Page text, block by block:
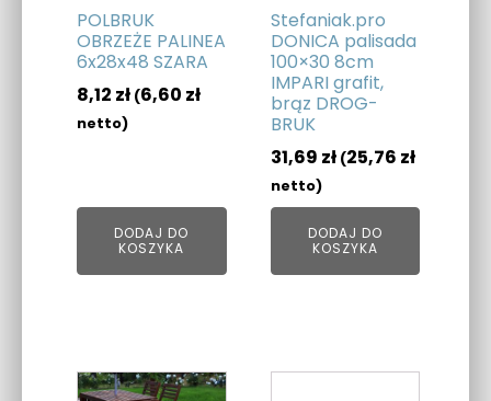
POLBRUK
OBRZEŻE PALINEA
6x28x48 SZARA
8,12 zł (6,60 zł
netto)
DODAJ DO
KOSZYKA
Stefaniak.pro
DONICA palisada
100×30 8cm
IMPARI grafit,
brąz DROG-
BRUK
31,69 zł (25,76 zł
netto)
DODAJ DO
KOSZYKA